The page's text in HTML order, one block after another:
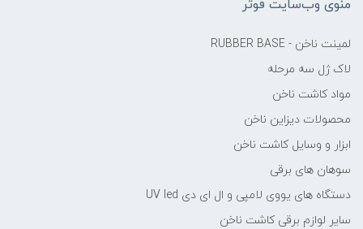
منوی وب‌سایت فوتر
لمینت ناخن - RUBBER BASE
لاک ژل سه مرحله
مواد کاشت ناخن
محصولات دیزاین ناخن
ابزار و وسایل کاشت ناخن
سوهان های برقی
دستگاه های یووی لامپی و ال ای دی UV led
سایر لوازم برقی کاشت ناخن